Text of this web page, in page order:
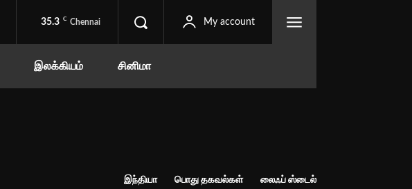
35.3 C Chennai My account
இலக்கியம் சினிமா
இந்தியா பொது தகவல்கள் லைஃப் ஸ்டைல்